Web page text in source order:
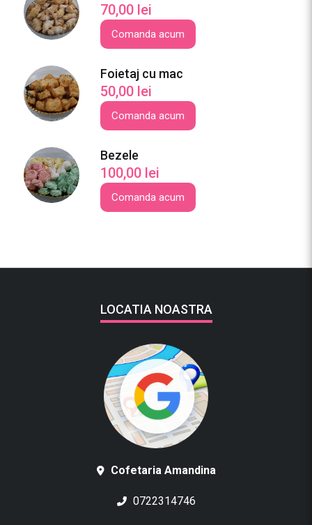
70,00 lei
Comanda acum
Foietaj cu mac
50,00 lei
Comanda acum
Bezele
100,00 lei
Comanda acum
LOCATIA NOASTRA
Cofetaria Amandina
0722314746